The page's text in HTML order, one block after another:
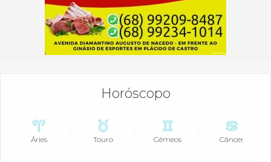
Horóscopo
Áries Touro Gêmeos Câncer